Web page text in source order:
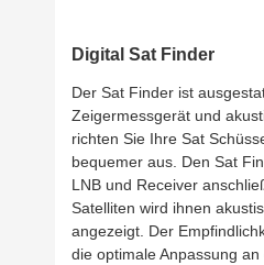
Digital Sat Finder
Der Sat Finder ist
Zeigermessgerät und
richten Sie Ihre Sat
bequemer aus. Den Sat
LNB und Receiver
Satelliten wird ihnen
angezeigt. Der
die optimale Anpassung